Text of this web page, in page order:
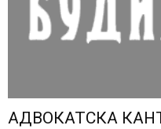
АДВОКАТСКА